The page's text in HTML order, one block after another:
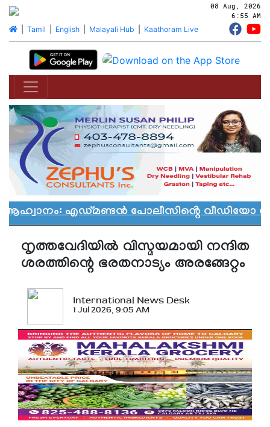
08 Aug, 2026
6:55 AM
| Tamil English| Malayali Hub Kaathoram Live
എഡ്മണ്ടൻ പോലീസിൻ്റെ വീഡിയോ
നൃത്തവേദിയില്‍ വിസ്മയമായി നന്ദിത
ശരത്തിന്റെ ഭരതനാട്യം അരങ്ങേറ്റം
International News Desk
1 Jul 2026, 9:05 AM